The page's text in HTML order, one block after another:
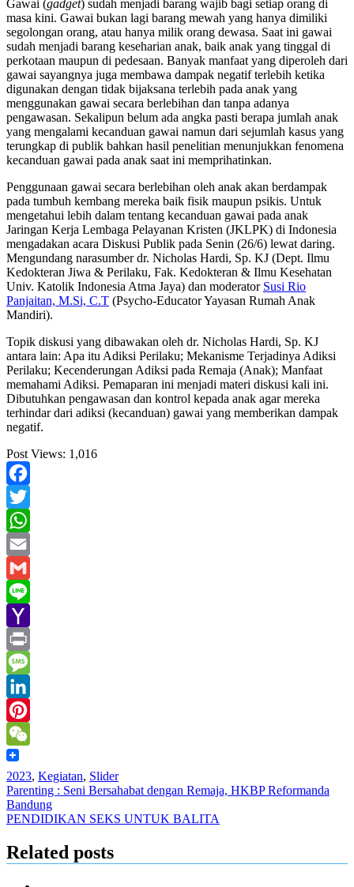
Gawai (gadget) sudah menjadi barang wajib bagi setiap orang di
masa kini. Gawai bukan lagi barang mewah yang hanya dimiliki
segolongan orang, atau hanya milik orang dewasa. Saat ini gawai
sudah menjadi barang keseharian anak, baik anak yang tinggal di
perkotaan maupun di pedesaan. Banyak manfaat yang diperoleh dari
gawai sayangnya juga membawa dampak negatif terlebih ketika
digunakan dengan tidak bijaksana terlebih pada anak yang
menggunakan gawai secara berlebihan dan tanpa adanya
pengawasan. Sekalipun belum ada angka pasti berapa jumlah anak
yang mengalami kecanduan gawai namun dari sejumlah kasus yang
terungkap di publik bahkan hasil penelitian menunjukkan fenomena
kecanduan gawai pada anak saat ini memprihatinkan.
Penggunaan gawai secara berlebihan oleh anak akan berdampak
pada tumbuh kembang mereka baik fisik maupun psikis. Untuk
mengetahui lebih dalam tentang kecanduan gawai pada anak
Jaringan Kerja Lembaga Pelayanan Kristen (JKLPK) di Indonesia
mengadakan acara Diskusi Publik pada Senin (26/6) lewat daring.
Mengundang narasumber dr. Nicholas Hardi, Sp. KJ (Dept. Ilmu
Kedokteran Jiwa & Perilaku, Fak. Kedokteran & Ilmu Kesehatan
Univ. Katolik Indonesia Atma Jaya) dan moderator Susi Rio
Panjaitan, M.Si, C.T (Psycho-Educator Yayasan Rumah Anak
Mandiri).
Topik diskusi yang dibawakan oleh dr. Nicholas Hardi, Sp. KJ
antara lain: Apa itu Adiksi Perilaku; Mekanisme Terjadinya Adiksi
Perilaku; Kecenderungan Adiksi pada Remaja (Anak); Manfaat
memahami Adiksi. Pemaparan ini menjadi materi diskusi kali ini.
Dibutuhkan pengawasan dan kontrol kepada anak agar mereka
terhindar dari adiksi (kecanduan) gawai yang memberikan dampak
negatif.
Post Views: 1,016
Facebook
Twitter
WhatsApp
Email
Gmail
Line
Yahoo
Mail
Print
Message
LinkedIn
Pinterest
WeChat
2023, Kegiatan, Slider
Post
navigation
Parenting : Seni Bersahabat dengan Remaja, HKBP Reformanda
Bandung
PENDIDIKAN SEKS UNTUK BALITA
Related posts